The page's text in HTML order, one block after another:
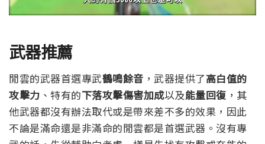
武器推薦
閒雲的武器首選專武鶴鳴餘音 ，武器提供了高白值的
攻擊力 、特有的下落攻擊傷害加成以及能量回復 ，其
他武器都沒有辦法取代或是帶來差不多的效果，因此
不論是滿命還是非滿命的閒雲都是首選武器。 沒有專